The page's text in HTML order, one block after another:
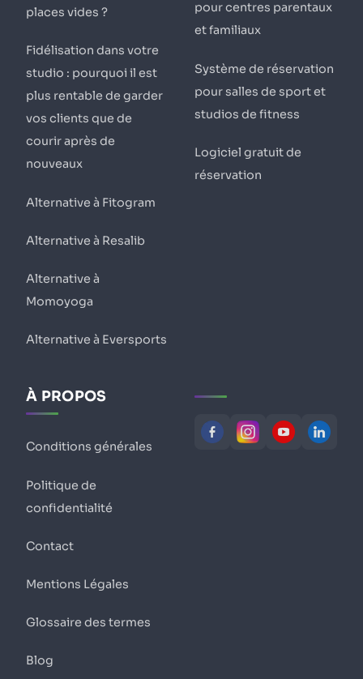
places vides ?
Fidélisation dans votre
studio : pourquoi il est
plus rentable de garder
vos clients que de
courir après de
nouveaux
Alternative à Fitogram
Alternative à Resalib
Alternative à
Momoyoga
Alternative à Eversports
pour centres parentaux
et familiaux
Système de réservation
pour salles de sport et
studios de fitness
Logiciel gratuit de
réservation
À PROPOS
Conditions générales
Politique de
confidentialité
Contact
Mentions Légales
Glossaire des termes
Blog